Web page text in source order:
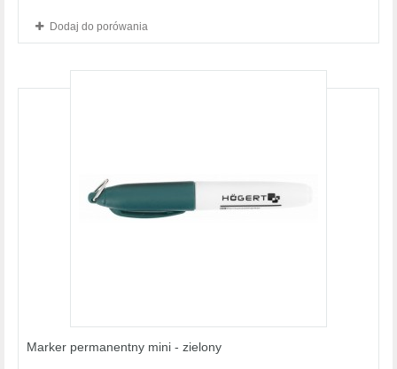
Dodaj do porówania
Marker permanentny mini - zielony